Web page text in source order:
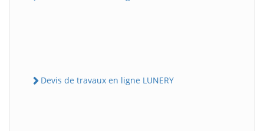
Devis de travaux en ligne LUNERY